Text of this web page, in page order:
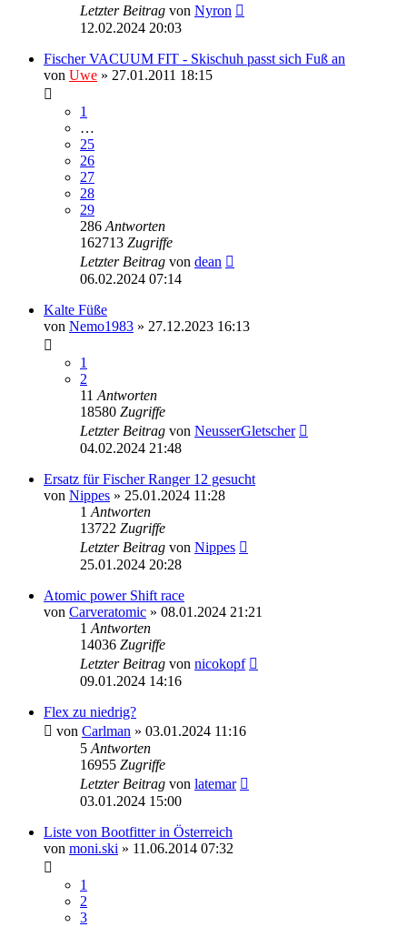
Letzter Beitrag von Nyron
12.02.2024 20:03
Fischer VACUUM FIT - Skischuh passt sich Fuß an
von Uwe » 27.01.2011 18:15
1
…
25
26
27
28
29
286 Antworten
162713 Zugriffe
Letzter Beitrag von dean
06.02.2024 07:14
Kalte Füße
von Nemo1983 » 27.12.2023 16:13
1
2
11 Antworten
18580 Zugriffe
Letzter Beitrag von NeusserGletscher
04.02.2024 21:48
Ersatz für Fischer Ranger 12 gesucht
von Nippes » 25.01.2024 11:28
1 Antworten
13722 Zugriffe
Letzter Beitrag von Nippes
25.01.2024 20:28
Atomic power Shift race
von Carveratomic » 08.01.2024 21:21
1 Antworten
14036 Zugriffe
Letzter Beitrag von nicokopf
09.01.2024 14:16
Flex zu niedrig?
von Carlman » 03.01.2024 11:16
5 Antworten
16955 Zugriffe
Letzter Beitrag von latemar
03.01.2024 15:00
Liste von Bootfitter in Österreich
von moni.ski » 11.06.2014 07:32
1
2
3